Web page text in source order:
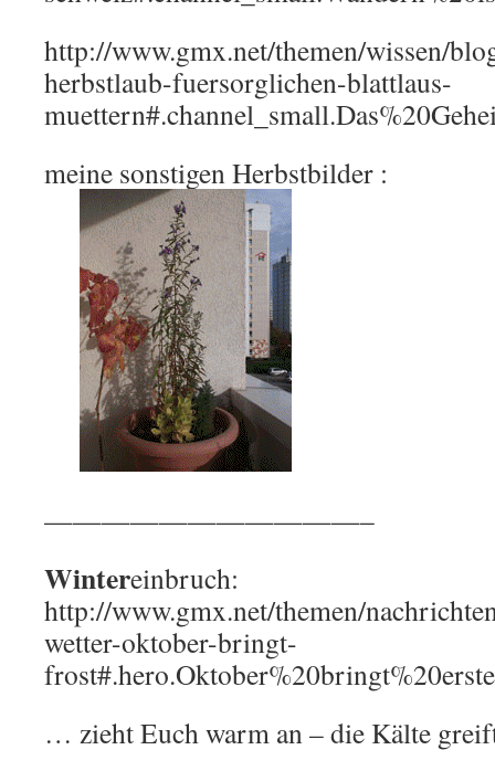
http://www.gmx.net/themen/wissen/
herbstlaub-fuersorglichen-blattlaus-
meine sonstigen Herbstbilder :
———————————–
Wintereinbruch:
http://www.gmx.net/themen/
wetter-oktober-bringt-
… zieht Euch warm an – die Kälte